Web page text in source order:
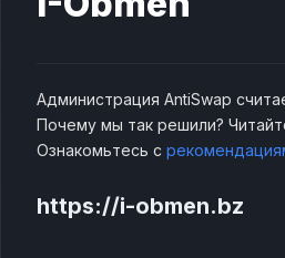
Администрация AntiSwap
Почему мы так решили?
Ознакомьтесь с
https://i-obmen.bz